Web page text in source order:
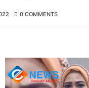
0 COMMENTS